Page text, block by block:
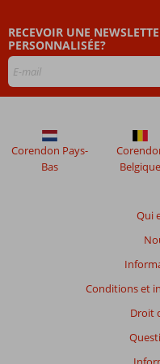
de
plus
mois
sont
plus
affichés
présentés.
RECEVOIR UNE
PERSONNALISÉE?
Qui
Conditions et
Droit
Corendon Pays-
Bas
Belgique